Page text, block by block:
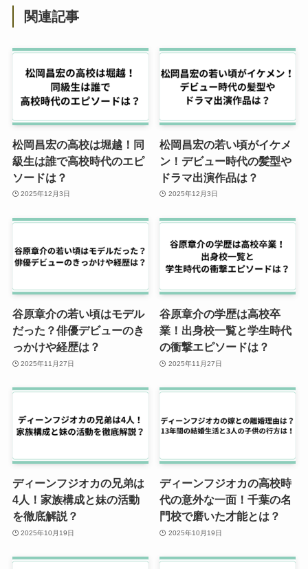
関連記事
松岡昌宏の高校は堀越！同
級生は誰で高校時代のエピ
ソードは？
2025年12月3日
松岡昌宏の若い頃がイケメ
ン！デビュー時代の髪型や
ドラマ出演作品は？
2025年12月3日
谷原章介の若い頃はモデル
だった？俳優デビューのき
っかけや経歴は？
2025年11月27日
谷原章介の学歴は高校卒
業！出身校一覧と学生時代
の衝撃エピソードは？
2025年11月27日
ディーンフジオカの兄弟は
4人！家族構成と妹の活動
を徹底解説？
2025年10月19日
ディーンフジオカの高校時
代の意外な一面！千葉の名
門校で磨いた才能とは？
2025年10月19日